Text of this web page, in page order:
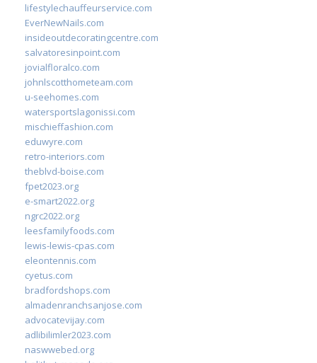
lifestylechauffeurservice.com
EverNewNails.com
insideoutdecoratingcentre.com
salvatoresinpoint.com
jovialfloralco.com
johnlscotthometeam.com
u-seehomes.com
watersportslagonissi.com
mischieffashion.com
eduwyre.com
retro-interiors.com
theblvd-boise.com
fpet2023.org
e-smart2022.org
ngrc2022.org
leesfamilyfoods.com
lewis-lewis-cpas.com
eleontennis.com
cyetus.com
bradfordshops.com
almadenranchsanjose.com
advocatevijay.com
adlibilimler2023.com
naswwebed.org